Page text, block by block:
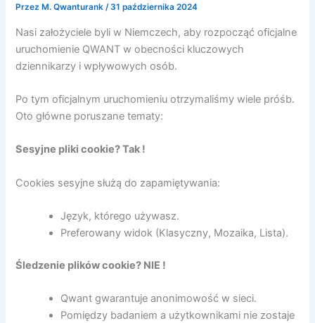
Przez M. Qwanturank/31 października 2024
Nasi założyciele byli w Niemczech, aby rozpocząć oficjalne
uruchomienie QWANT w obecności kluczowych
dziennikarzy i wpływowych osób.
Po tym oficjalnym uruchomieniu otrzymaliśmy wiele próśb.
Oto główne poruszane tematy:
Sesyjne pliki cookie? Tak !
Cookies sesyjne służą do zapamiętywania:
Język, którego używasz.
Preferowany widok (Klasyczny, Mozaika, Lista).
Śledzenie plików cookie? NIE !
Qwant gwarantuje anonimowość w sieci.
Pomiędzy badaniem a użytkownikami nie zostaje